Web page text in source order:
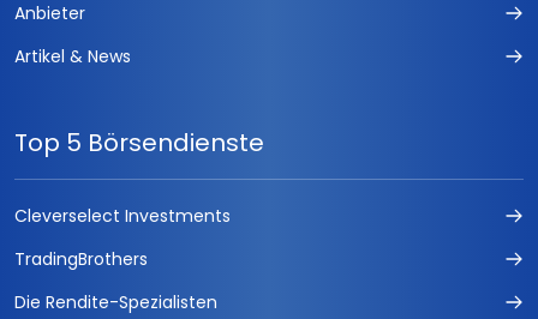
Anbieter
Artikel & News
Top 5 Börsendienste
Cleverselect Investments
TradingBrothers
Die Rendite-Spezialisten